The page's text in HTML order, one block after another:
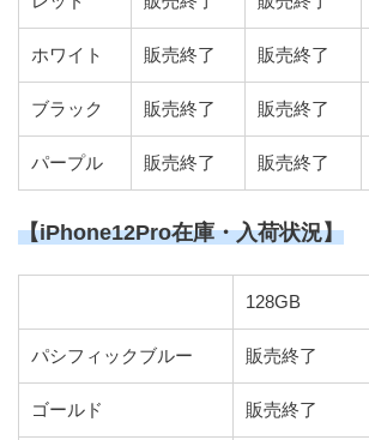
ホワイト 販売終了 販売終了
ブラック 販売終了 販売終了
パープル 販売終了 販売終了
【iPhone12Pro在庫・入荷状況】
128GB
パシフィックブルー 販売終了
ゴールド 販売終了